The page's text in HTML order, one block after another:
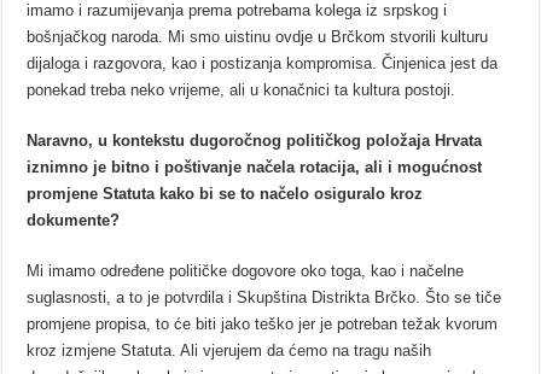
imamo i razumijevanja prema potrebama kolega iz srpskog i
bošnjačkog naroda. Mi smo uistinu ovdje u Brčkom stvorili kulturu
dijaloga i razgovora, kao i postizanja kompromisa. Činjenica jest da
ponekad treba neko vrijeme, ali u konačnici ta kultura postoji.
Naravno, u kontekstu dugoročnog političkog položaja Hrvata
iznimno je bitno i poštivanje načela rotacija, ali i mogućnost
promjene Statuta kako bi se to načelo osiguralo kroz
dokumente?
Mi imamo određene političke dogovore oko toga, kao i načelne
suglasnosti, a to je potvrdila i Skupština Distrikta Brčko. Što se tiče
promjene propisa, to će biti jako teško jer je potreban težak kvorum
kroz izmjene Statuta. Ali vjerujem da ćemo na tragu naših